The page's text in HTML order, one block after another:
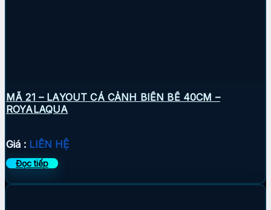
MÃ 21 – LAYOUT CÁ CẢNH BIỂN BỂ 40CM –
ROYALAQUA
Giá : LIÊN HỆ
Đọc tiếp